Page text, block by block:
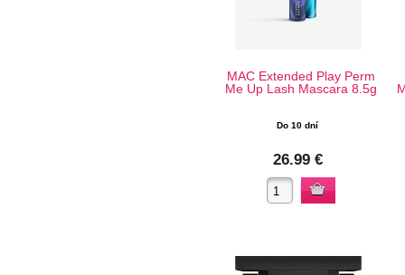
MAC Extended Play Perm
Me Up Lash Mascara 8.5g
Do 10 dní
26.99 €